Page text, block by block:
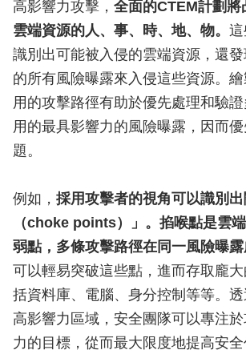
高影響力攻擊， 全面的CTEM計劃將
雲端資源的人、事、時、地、物。
識別出可能被入侵的雲端資源，還
的所有風險曝露來入侵這些資源。繪
用的攻擊路徑有助於優先處理和驗證
用的最具影響力的風險曝露，因而
題。
例如， 採用攻擊者的視角可以識別
（choke points）」。掐喉點是雲
弱點，多條攻擊路徑在同一風險曝露
可以輕易突破這些點，進而存取龐
括資料庫、電腦、身分控制等等。
高影響力區域，安全團隊可以專注於
力的目標，從而最大限度地提高安